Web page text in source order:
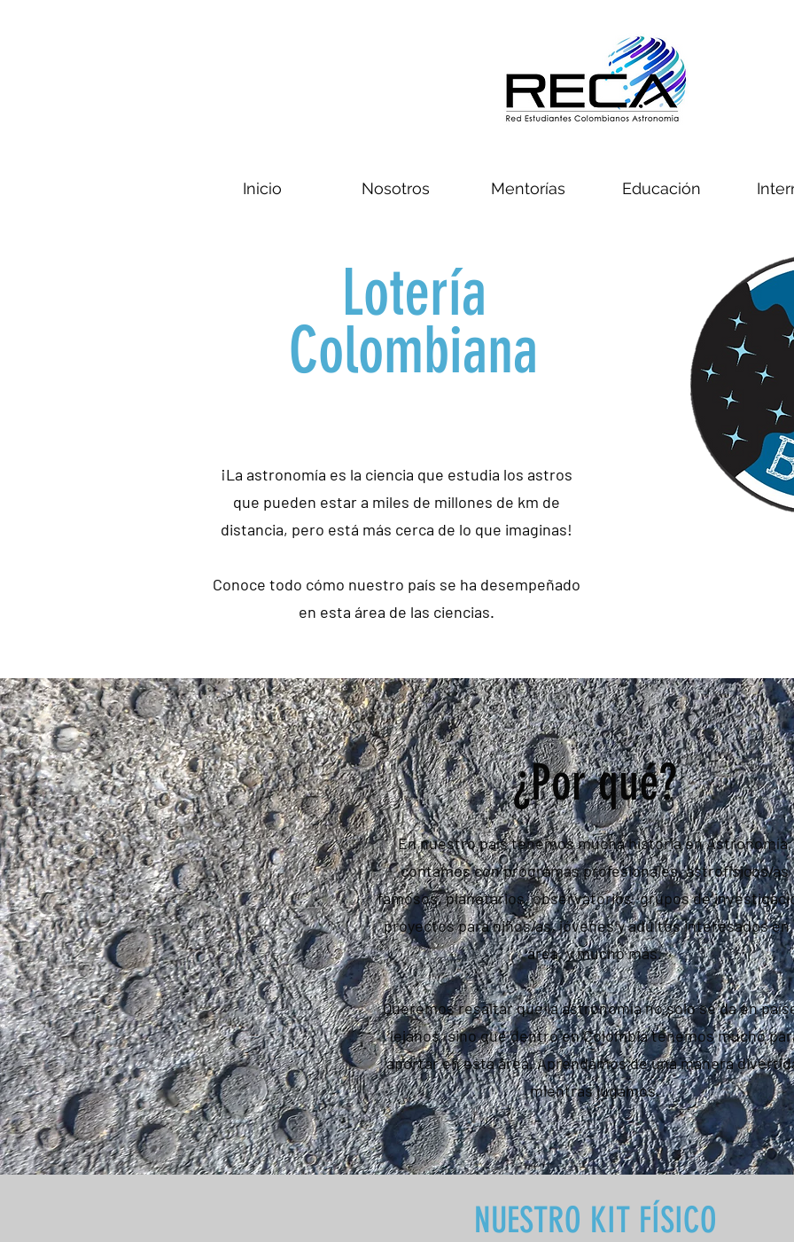
Inicio Nosotros Mentorías Educación
Lotería
Colombiana
¡La astronomía es la ciencia que estudia los astros
que pueden estar a miles de millones de km de
distancia, pero está más cerca de lo que imaginas!
Conoce todo cómo nuestro país se ha desempeñado
en esta área de las ciencias.
¿Por qué?
En nuestro país tenemos mucha historia en Astronomía,
contamos con programas profesionales, astrofísicos/as
famosos, planetarios, observatorios, grupos de
proyectos para niños/as, jóvenes y adultos interesados en
área, y mucho más.
Queremos resaltar que la astronomía no solo se da en
lejanos, sino que dentro en Colombia tenemos mucho
aportar en esta área. Aprendámos de una manera
mientras jugamos.
NUESTRO KIT FÍSICO